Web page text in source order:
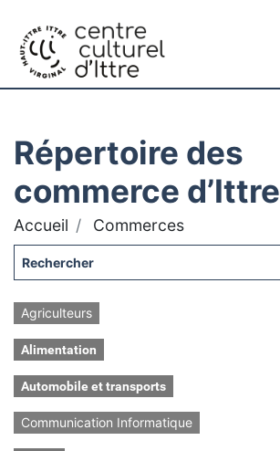
Répertoire des
commerce d’Ittre
Accueil Commerces
Agriculteurs
Alimentation
Automobile et transports
Communication Informatique